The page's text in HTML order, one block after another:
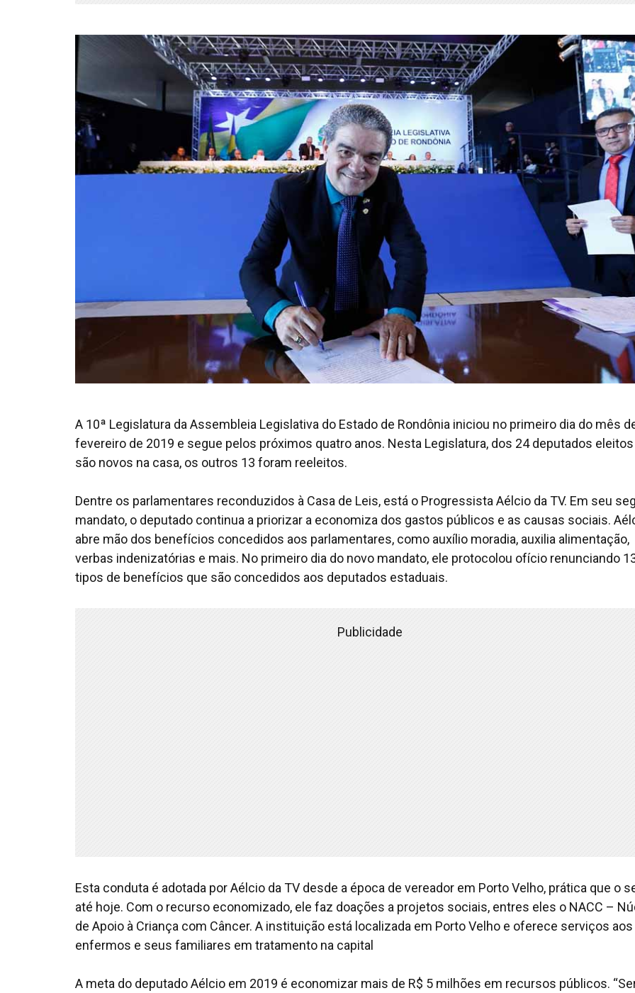
A 10ª Legislatura da Assembleia Legislativa do Estado de Rondônia iniciou no primeiro dia do mês
fevereiro de 2019 e segue pelos próximos quatro anos. Nesta Legislatura, dos 24 deputados eleitos
são novos na casa, os outros 13 foram reeleitos.
Dentre os parlamentares reconduzidos à Casa de Leis, está o Progressista Aélcio da TV. Em seu
mandato, o deputado continua a priorizar a economiza dos gastos públicos e as causas sociais.
abre mão dos benefícios concedidos aos parlamentares, como auxílio moradia, auxilia alimentação,
verbas indenizatórias e mais. No primeiro dia do novo mandato, ele protocolou ofício renunciando
tipos de benefícios que são concedidos aos deputados estaduais.
Publicidade
Esta conduta é adotada por Aélcio da TV desde a época de vereador em Porto Velho, prática que o
até hoje. Com o recurso economizado, ele faz doações a projetos sociais, entres eles o NACC –
de Apoio à Criança com Câncer. A instituição está localizada em Porto Velho e oferece serviços aos
enfermos e seus familiares em tratamento na capital
A meta do deputado Aélcio em 2019 é economizar mais de R$ 5 milhões em recursos públicos.